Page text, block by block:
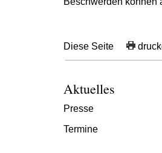
Diese Seite
Aktuelles
Presse
Termine